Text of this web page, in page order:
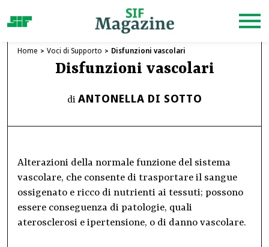
Home Voci di Supporto Disfunzioni vascolari
Disfunzioni vascolari
di ANTONELLA DI SOTTO
Alterazioni della normale funzione del sistema
vascolare, che consente di trasportare il sangue
ossigenato e ricco di nutrienti ai tessuti; possono
essere conseguenza di patologie, quali
aterosclerosi e ipertensione, o di danno vascolare.